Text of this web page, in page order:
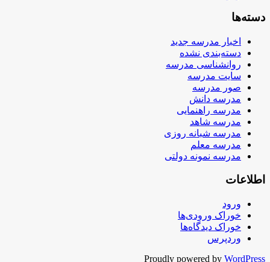
دسته‌ها
اخبار مدرسه جدید
دسته‌بندی نشده
روانشناسی مدرسه
سایت مدرسه
صور مدرسه
مدرسه دانش
مدرسه راهنمایی
مدرسه شاهد
مدرسه شبانه روزی
مدرسه معلم
مدرسه نمونه دولتی
اطلاعات
ورود
خوراک ورودی‌ها
خوراک دیدگاه‌ها
وردپرس
Proudly powered by WordPress